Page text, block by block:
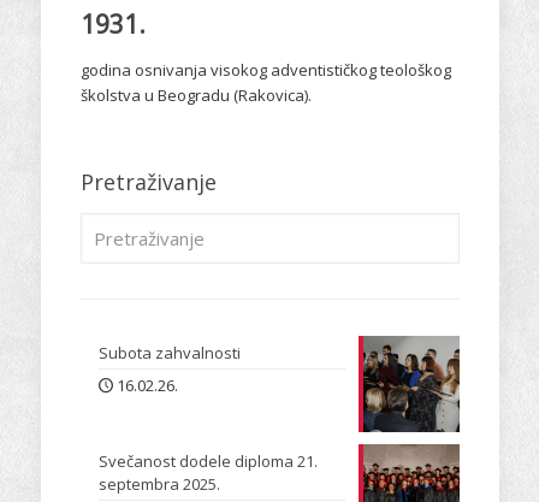
1931.
godina osnivanja visokog adventističkog teološkog
školstva u Beogradu (Rakovica).
Pretraživanje
Subota zahvalnosti
16.02.26.
Svečanost dodele diploma 21.
septembra 2025.